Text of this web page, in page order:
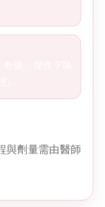
與劑量需由醫師